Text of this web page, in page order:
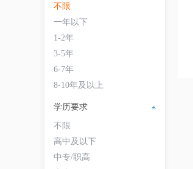
不限
一年以下
1-2年
3-5年
6-7年
8-10年及以上
学历要求
不限
高中及以下
中专/职高